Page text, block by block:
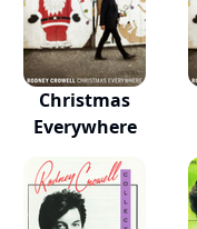
Christmas
Everywhere